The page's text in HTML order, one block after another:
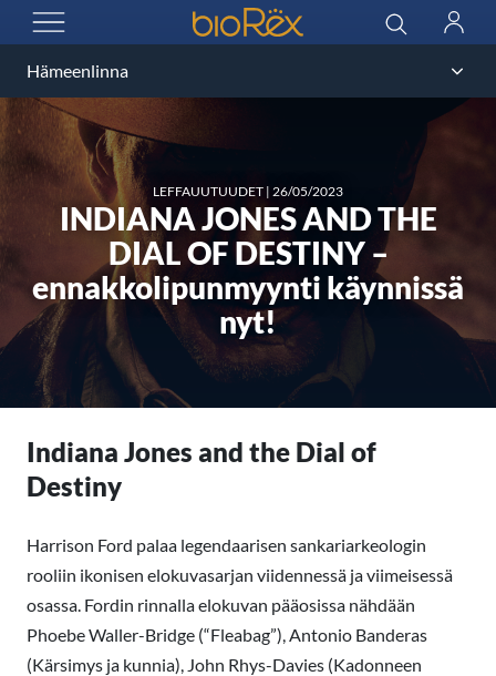
AVAA VALIKKO
BioRex Cinemas Haku
LEFFAUUTUUDET | 26/05/2023
INDIANA JONES AND THE
DIAL OF DESTINY –
ennakkolipunmyynti käynnissä
nyt!
Indiana Jones and the Dial of
Destiny
Harrison Ford palaa legendaarisen sankariarkeologin
rooliin ikonisen elokuvasarjan viidennessä ja viimeisessä
osassa. Fordin rinnalla elokuvan pääosissa nähdään
Phoebe Waller-Bridge (“Fleabag”), Antonio Banderas
(Kärsimys ja kunnia), John Rhys-Davies (Kadonneen